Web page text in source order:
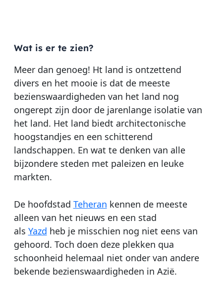
Wat is er te zien?
Meer dan genoeg! Ht land is ontzettend
divers en het mooie is dat de meeste
bezienswaardigheden van het land nog
ongerept zijn door de jarenlange isolatie van
het land. Het land biedt architectonische
hoogstandjes en een schitterend
landschappen. En wat te denken van alle
bijzondere steden met paleizen en leuke
markten.
De hoofdstad Teheran kennen de meeste
alleen van het nieuws en een stad
als Yazd heb je misschien nog niet eens van
gehoord. Toch doen deze plekken qua
schoonheid helemaal niet onder van andere
bekende bezienswaardigheden in Azië.